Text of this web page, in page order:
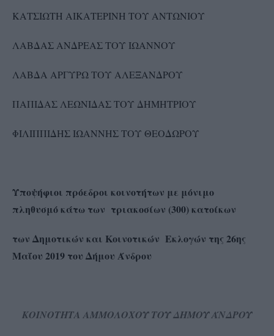
ΚΑΤΣΙΩΤΗ ΑΙΚΑΤΕΡΙΝΗ ΤΟΥ ΑΝΤΩΝΙΟΥ
ΛΑΒΔΑΣ ΑΝΔΡΕΑΣ ΤΟΥ ΙΩΑΝΝΟΥ
ΛΑΒΔΑ ΑΡΓΥΡΩ ΤΟΥ ΑΛΕΞΑΝΔΡΟΥ
ΠΑΠΙΔΑΣ ΛΕΩΝΙΔΑΣ ΤΟΥ ΔΗΜΗΤΡΙΟΥ
ΦΙΛΙΠΠΙΔΗΣ ΙΩΑΝΝΗΣ ΤΟΥ ΘΕΟΔΩΡΟΥ
Υποψήφιοι πρόεδροι κοινοτήτων με μόνιμο
πληθυσμό κάτω των τριακοσίων (300) κατοίκων
των Δημοτικών και Κοινοτικών Εκλογών της 26ης
Μαΐου 2019 του Δήμου Άνδρου
ΚΟΙΝΟΤΗΤΑ ΑΜΜΟΛΟΧΟΥ ΤΟΥ ΔΗΜΟΥ ΆΝΔΡΟΥ